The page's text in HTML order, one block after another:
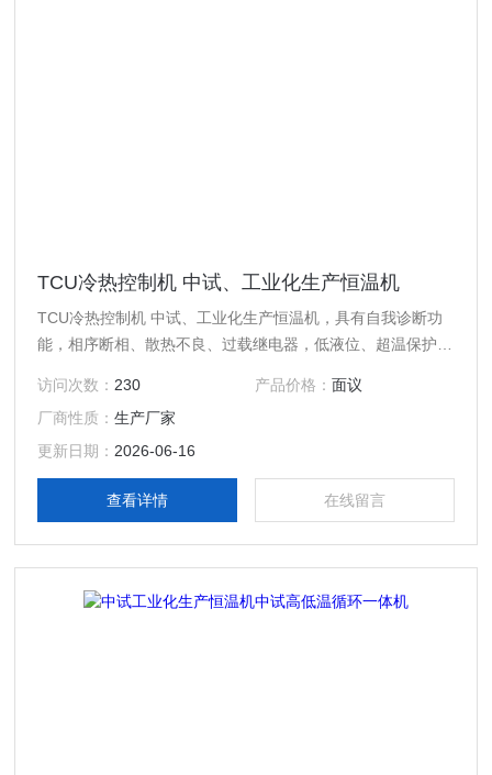
TCU冷热控制机 中试、工业化生产恒温机
TCU冷热控制机 中试、工业化生产恒温机，具有自我诊断功
能，相序断相、散热不良、过载继电器，低液位、超温保护等
访问次数： 230 产品价格： 面议
厂商性质：生产厂家
更新日期： 2026-06-16
查看详情 在线留言